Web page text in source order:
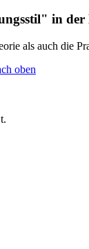
in der
als auch die
oben